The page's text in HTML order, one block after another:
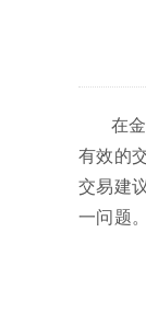
在
有效的
交易建
一问题。